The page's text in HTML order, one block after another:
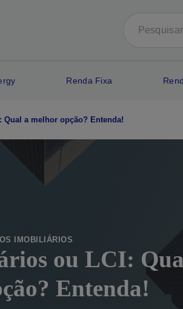
Renda Fixa
a melhor opção? Entenda!
IMOBILIÁRIOS
ou LCI:
Entenda!